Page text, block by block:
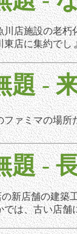
川店施設の老朽
東店に集約でし
題-
ファミマの場所
題-
新店舗の建築
では、古い店舗